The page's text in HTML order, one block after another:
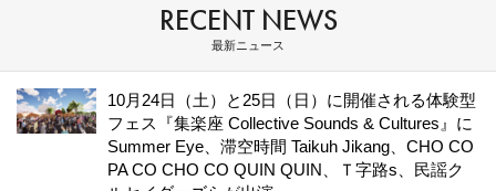
RECENT NEWS
最新ニュース
10月24日（土）と25日（日）に開催される体験型
フェス『集楽座 Collective Sounds & Cultures』に
Summer Eye、滞空時間 Taikuh Jikang、CHO CO
PA CO CHO CO QUIN QUIN、Ｔ字路s、民謡ク